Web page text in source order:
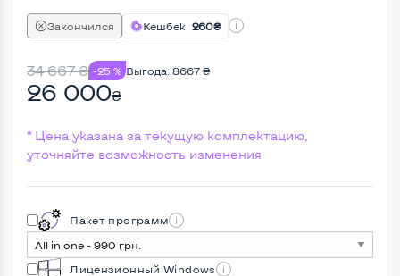
Закончился Кешбек 260₴
34 667₴ -25 % Выгода: 8667 ₴
26 000₴
* Цена указана за текущую комплектацию,
уточняйте возможность изменения
Пакет программ
Лицензионный Windows